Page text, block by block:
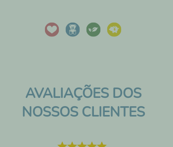
AVALIAÇÕES DOS
NOSSOS CLIENTES